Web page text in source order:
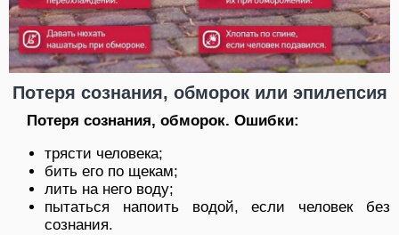
Потеря сознания, обморок или эпилепсия
Потеря сознания, обморок. Ошибки:
трясти человека;
бить его по щекам;
лить на него воду;
пытаться напоить водой, если человек без
сознания.